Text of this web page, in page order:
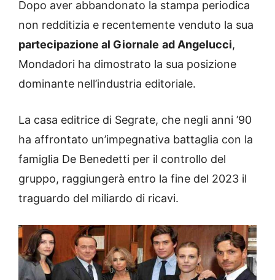
Dopo aver abbandonato la stampa periodica
non redditizia e recentemente venduto la sua
partecipazione al Giornale ad Angelucci,
Mondadori ha dimostrato la sua posizione
dominante nell’industria editoriale.
La casa editrice di Segrate, che negli anni ’90
ha affrontato un’impegnativa battaglia con la
famiglia De Benedetti per il controllo del
gruppo, raggiungerà entro la fine del 2023 il
traguardo del miliardo di ricavi.